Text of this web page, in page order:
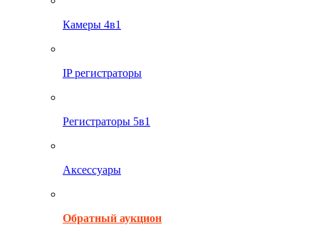
Камеры 4в1
IP регистраторы
Регистраторы 5в1
Аксессуары
Обратный аукцион